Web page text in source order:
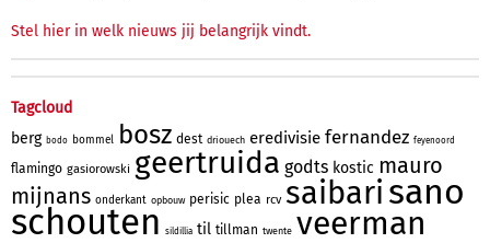
Stel hier in welk nieuws jij belangrijk vindt.
Tagcloud
berg bodo bommel bosz dest driouech eredivisie fernandez feyenoord
flamingo gasiorowski geertruida godts kostic mauro
mijnans onderkant opbouw perisic plea rcv saibari sano
schouten sildillia til tillman twente veerman